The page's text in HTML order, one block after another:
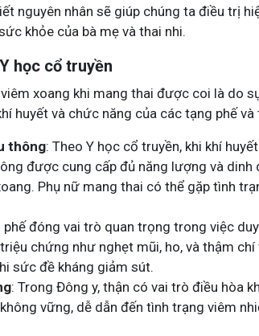
nguyên nhân sẽ giúp chúng ta điều trị
khỏe của bà mẹ và thai nhi.
học cổ truyền
xoang khi mang thai được coi là do
huyết và chức năng của các tạng phế và
thông: Theo Y học cổ truyền, khi khí
được cung cấp đủ năng lượng và
Phụ nữ mang thai có thể gặp tình
phế đóng vai trò quan trọng trong việc
chứng như nghẹt mũi, ho, và thậm
sức đề kháng giảm sút.
: Trong Đông y, thận có vai trò điều hòa
vững, dễ dẫn đến tình trạng viêm